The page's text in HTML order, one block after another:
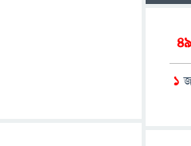
49
1